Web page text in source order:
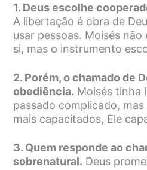
1. Deus escolhe
A libertação é obra de
usar pessoas. Moisés
si, mas o instrumento
2. Porém, o chamado de
obediência. Moisés tinha
passado complicado,
mais capacitados, Ele
3. Quem responde ao
sobrenatural. Deus